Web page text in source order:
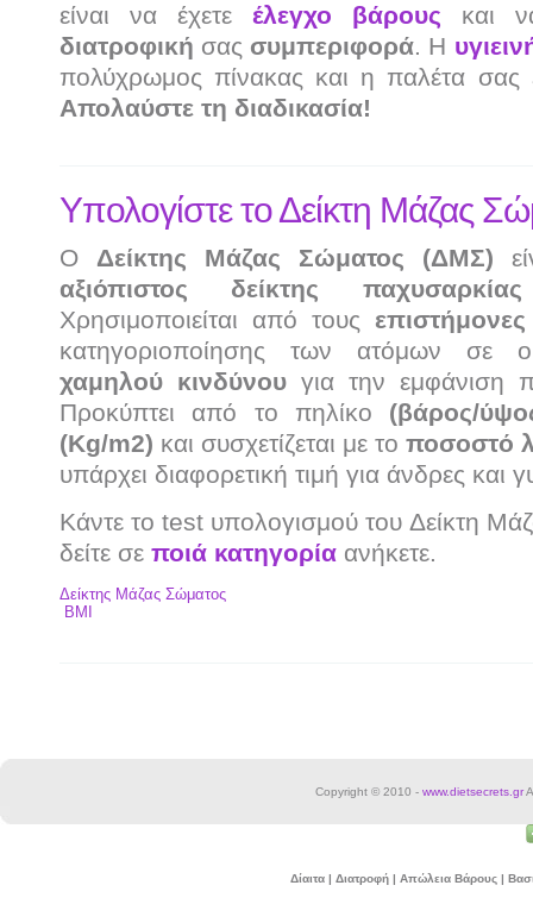
είναι να έχετε έλεγχο βάρους και
διατροφική σας συμπεριφορά. Η
πολύχρωμος πίνακας και η παλέτα σας
Απολαύστε τη διαδικασία!
Υπολογίστε το Δείκτη Μάζας
Ο Δείκτης Μάζας Σώματος (ΔΜΣ)
αξιόπιστος δείκτης παχυσαρκίας
Χρησιμοποιείται από τους
κατηγοριοποίησης των ατόμων σε
χαμηλού κινδύνου για την εμφάνιση
Προκύπτει από το πηλίκο (βάρος/
(Κg/m2) και συσχετίζεται με το ποσοστό
υπάρχει διαφορετική τιμή για άνδρες και
Κάντε το test υπολογισμού του Δείκτη
δείτε σε ποιά κατηγορία ανήκετε.
Δείκτης Μάζας Σώματος
BMI
Copyright © 2010 - www.dietsecrets.gr
Δίαιτα | Διατροφή | Απώλεια Βάρους |